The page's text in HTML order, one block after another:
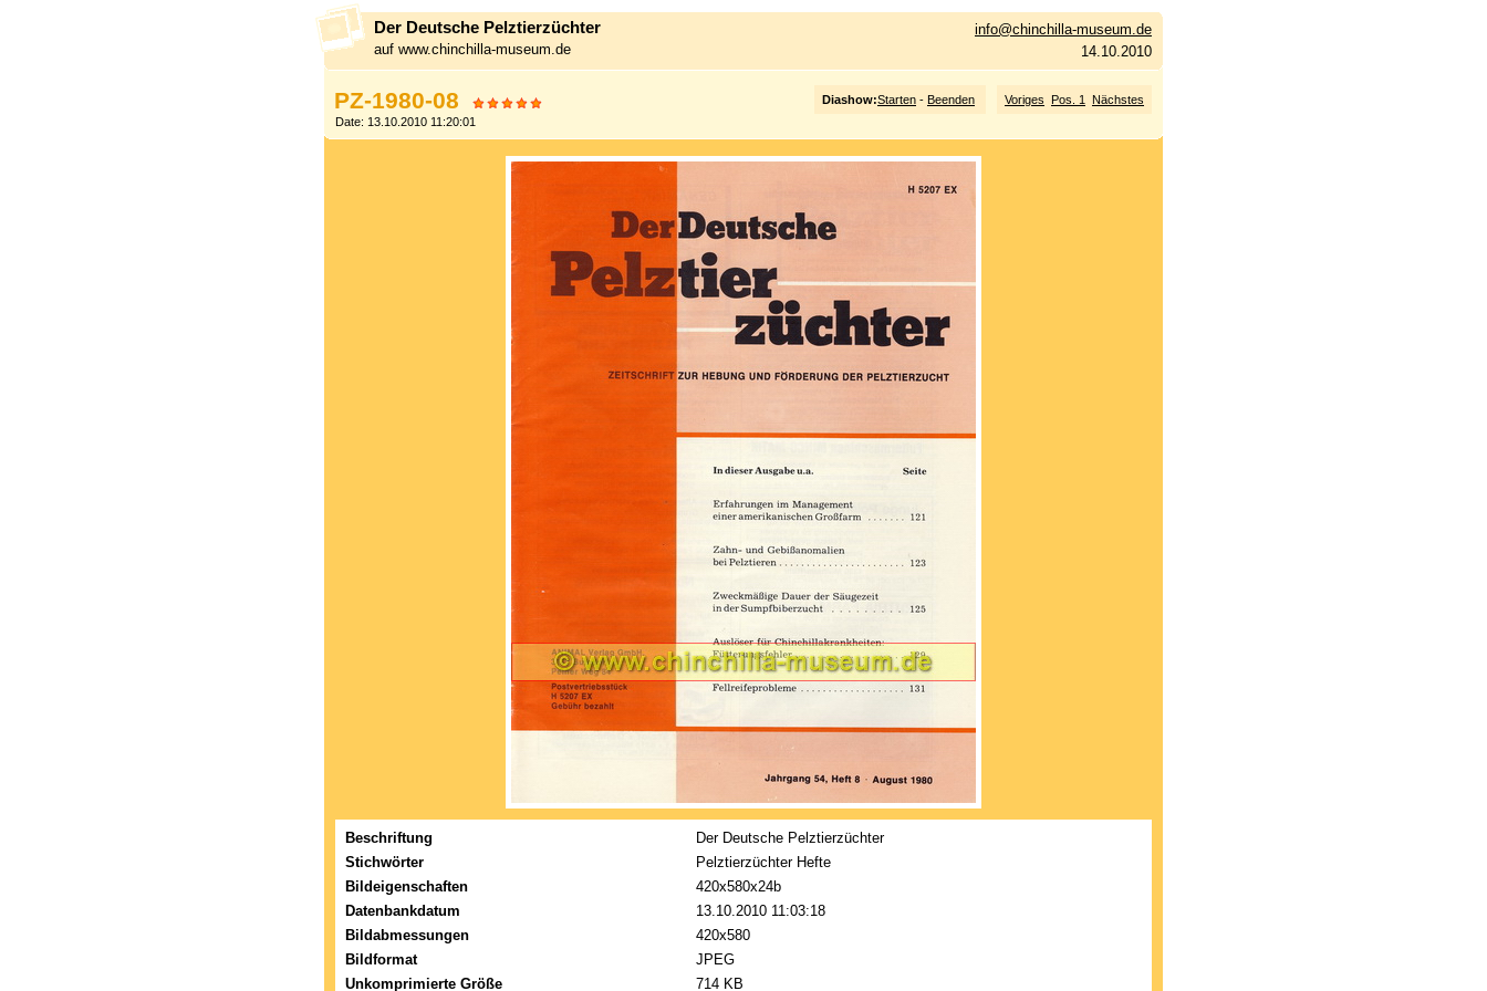
Der Deutsche Pelztierzüchter
auf www.chinchilla-museum.de
info@chinchilla-museum.de
14.10.2010
PZ-1980-08
Date: 13.10.2010 11:20:01
Diashow:Starten - Beenden Voriges Pos. 1 Nächstes
Beschriftung
Der Deutsche Pelztierzüchter
Stichwörter
Pelztierzüchter Hefte
Bildeigenschaften
420x580x24b
Datenbankdatum
13.10.2010 11:03:18
Bildabmessungen
420x580
Bildformat
JPEG
Unkomprimierte Größe
714 KB